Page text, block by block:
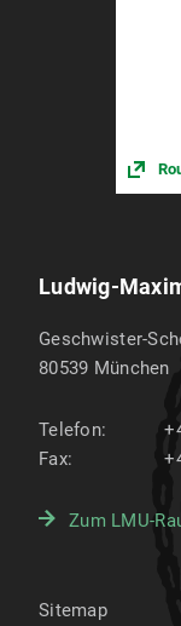
Ludwig-
Geschwister-
80539 München
Telefon:
Fax:
Zum LMU-
Sitemap